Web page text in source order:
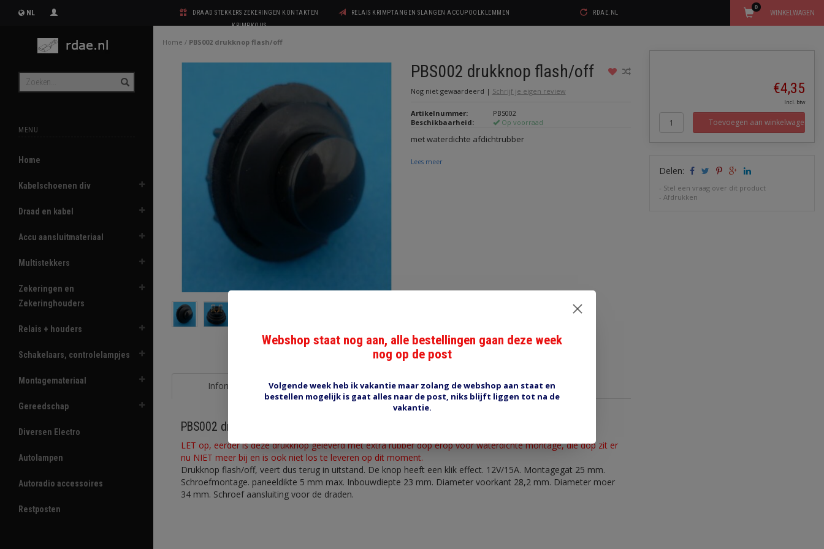
NL
DRAAD STEKKERS ZEKERINGEN KONTAKTEN
KRIMPKOUS
RELAIS KRIMPTANGEN SLANGEN ACCUPOOLKLEMMEN RDAE.NL WINKELWAGEN
0
MENU
Home
Kabelschoenen div
Draad en kabel
Accu aansluitmateriaal
Multistekkers
Zekeringen en
Zekeringhouders
Relais + houders
Schakelaars, controlelampjes
Montagemateriaal
Gereedschap
Diversen Electro
Autolampen
Autoradio accessoires
Restposten
Home / PBS002 drukknop flash/off
PBS002 drukknop flash/off
Nog niet gewaardeerd | Schrijf je eigen review
Artikelnummer:
PBS002
Beschikbaarheid:
Op voorraad
met waterdichte afdichtrubber
Lees meer
Informatie Reviews (0) Tags (0)
PBS002 drukknop flash/off
LET op, eerder is deze drukknop geleverd met extra rubber dop erop voor waterdichte montage, die dop zit er
nu NIET meer bij en is ook niet los te leveren op dit moment.
Drukknop flash/off, veert dus terug in uitstand. De knop heeft een klik effect. 12V/15A. Montagegat 25 mm.
Schroefmontage. paneeldikte 5 mm max. Inbouwdiepte 23 mm. Diameter voorkant 28,2 mm. Diameter moer
34 mm. Schroef aansluiting voor de draden.
€4,35
Incl. btw
Toevoegen aan winkelwagen
Delen:
- Stel een vraag over dit product
-Afdrukken
Webshop staat nog aan, alle bestellingen gaan deze week
nog op de post
Volgende week heb ik vakantie maar zolang de webshop aan staat en
bestellen mogelijk is gaat alles naar de post, niks blijft liggen tot na de
vakantie.